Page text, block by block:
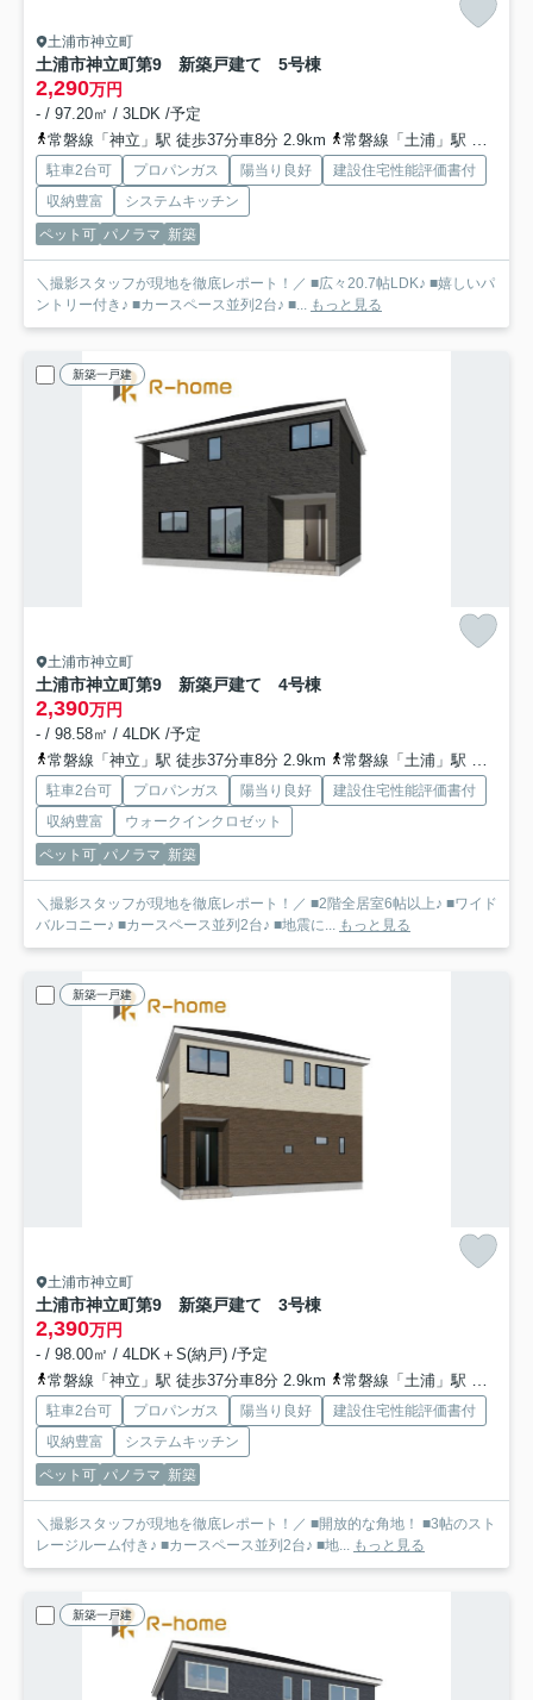
土浦市神立町
土浦市神立町第9 新築戸建て 5号棟
2,290万円
- / 97.20㎡ / 3LDK /予定
常磐線「神立」駅 徒歩37分車8分 2.9km
常磐線「土浦」駅 徒歩60分車12分 4.8km
駐車2台可 プロパンガス 陽当り良好
建設住宅性能評価書付
収納豊富
システムキッチン
ペット可 パノラマ 新築
＼撮影スタッフが現地を徹底レポート！／ ■広々20.7帖LDK♪ ■嬉しいパ
ントリー付き♪ ■カースペース並列2台♪ ■...
もっと見る
新築一戸建
土浦市神立町
土浦市神立町第9 新築戸建て 4号棟
2,390万円
- / 98.58㎡ / 4LDK /予定
常磐線「神立」駅 徒歩37分車8分 2.9km
常磐線「土浦」駅 徒歩60分車12分 4.8km
駐車2台可 プロパンガス 陽当り良好
建設住宅性能評価書付
収納豊富
ウォークインクロゼット
ペット可 パノラマ 新築
＼撮影スタッフが現地を徹底レポート！／ ■2階全居室6帖以上♪ ■ワイド
バルコニー♪ ■カースペース並列2台♪ ■地震に...
もっと見る
新築一戸建
土浦市神立町
土浦市神立町第9 新築戸建て 3号棟
2,390万円
- / 98.00㎡ / 4LDK＋S(納戸) /予定
常磐線「神立」駅 徒歩37分車8分 2.9km
常磐線「土浦」駅 徒歩60分車12分 4.8km
駐車2台可 プロパンガス 陽当り良好
建設住宅性能評価書付
収納豊富
システムキッチン
ペット可 パノラマ 新築
＼撮影スタッフが現地を徹底レポート！／ ■開放的な角地！ ■3帖のスト
レージルーム付き♪ ■カースペース並列2台♪ ■地...
もっと見る
新築一戸建